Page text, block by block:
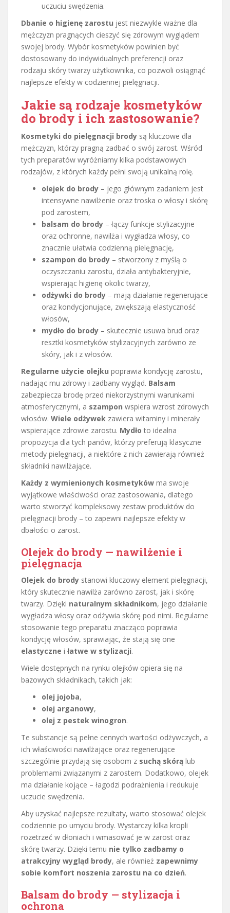
uczuciu swędzenia.
Dbanie o higienę zarostu jest niezwykle ważne dla
mężczyzn pragnących cieszyć się zdrowym wyglądem
swojej brody. Wybór kosmetyków powinien być
dostosowany do indywidualnych preferencji oraz
rodzaju skóry twarzy użytkownika, co pozwoli osiągnąć
najlepsze efekty w codziennej pielęgnacji.
Jakie są rodzaje kosmetyków
do brody i ich zastosowanie?
Kosmetyki do pielęgnacji brody są kluczowe dla
mężczyzn, którzy pragną zadbać o swój zarost. Wśród
tych preparatów wyróżniamy kilka podstawowych
rodzajów, z których każdy pełni swoją unikalną rolę.
olejek do brody – jego głównym zadaniem jest
intensywne nawilżenie oraz troska o włosy i skórę
pod zarostem,
balsam do brody – łączy funkcje stylizacyjne
oraz ochronne, nawilża i wygładza włosy, co
znacznie ułatwia codzienną pielęgnację,
szampon do brody – stworzony z myślą o
oczyszczaniu zarostu, działa antybakteryjnie,
wspierając higienę okolic twarzy,
odżywki do brody – mają działanie regenerujące
oraz kondycjonujące, zwiększają elastyczność
włosów,
mydło do brody – skutecznie usuwa brud oraz
resztki kosmetyków stylizacyjnych zarówno ze
skóry, jak i z włosów.
Regularne użycie olejku poprawia kondycję zarostu,
nadając mu zdrowy i zadbany wygląd. Balsam
zabezpiecza brodę przed niekorzystnymi warunkami
atmosferycznymi, a szampon wspiera wzrost zdrowych
włosów. Wiele odżywek zawiera witaminy i minerały
wspierające zdrowie zarostu. Mydło to idealna
propozycja dla tych panów, którzy preferują klasyczne
metody pielęgnacji, a niektóre z nich zawierają również
składniki nawilżające.
Każdy z wymienionych kosmetyków ma swoje
wyjątkowe właściwości oraz zastosowania, dlatego
warto stworzyć kompleksowy zestaw produktów do
pielęgnacji brody – to zapewni najlepsze efekty w
dbałości o zarost.
Olejek do brody — nawilżenie i
pielęgnacja
Olejek do brody stanowi kluczowy element pielęgnacji,
który skutecznie nawilża zarówno zarost, jak i skórę
twarzy. Dzięki naturalnym składnikom, jego działanie
wygładza włosy oraz odżywia skórę pod nimi. Regularne
stosowanie tego preparatu znacząco poprawia
kondycję włosów, sprawiając, że stają się one
elastyczne i łatwe w stylizacji.
Wiele dostępnych na rynku olejków opiera się na
bazowych składnikach, takich jak:
olej jojoba,
olej arganowy,
olej z pestek winogron.
Te substancje są pełne cennych wartości odżywczych, a
ich właściwości nawilżające oraz regenerujące
szczególnie przydają się osobom z suchą skórą lub
problemami związanymi z zarostem. Dodatkowo, olejek
ma działanie kojące – łagodzi podrażnienia i redukuje
uczucie swędzenia.
Aby uzyskać najlepsze rezultaty, warto stosować olejek
codziennie po umyciu brody. Wystarczy kilka kropli
rozetrzeć w dłoniach i wmasować je w zarost oraz
skórę twarzy. Dzięki temu nie tylko zadbamy o
atrakcyjny wygląd brody, ale również zapewnimy
sobie komfort noszenia zarostu na co dzień.
Balsam do brody — stylizacja i
ochrona